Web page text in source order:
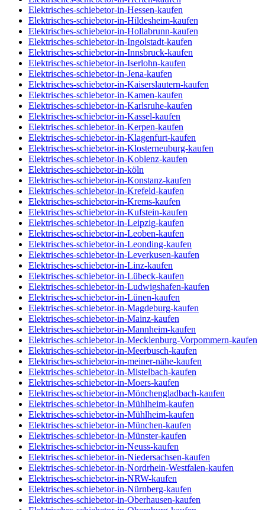
Elektrisches-schiebetor-in-Hessen-kaufen
Elektrisches-schiebetor-in-Hildesheim-kaufen
Elektrisches-schiebetor-in-Hollabrunn-kaufen
Elektrisches-schiebetor-in-Ingolstadt-kaufen
Elektrisches-schiebetor-in-Innsbruck-kaufen
Elektrisches-schiebetor-in-Iserlohn-kaufen
Elektrisches-schiebetor-in-Jena-kaufen
Elektrisches-schiebetor-in-Kaiserslautern-kaufen
Elektrisches-schiebetor-in-Kamen-kaufen
Elektrisches-schiebetor-in-Karlsruhe-kaufen
Elektrisches-schiebetor-in-Kassel-kaufen
Elektrisches-schiebetor-in-Kerpen-kaufen
Elektrisches-schiebetor-in-Klagenfurt-kaufen
Elektrisches-schiebetor-in-Klosterneuburg-kaufen
Elektrisches-schiebetor-in-Koblenz-kaufen
Elektrisches-schiebetor-in-köln
Elektrisches-schiebetor-in-Konstanz-kaufen
Elektrisches-schiebetor-in-Krefeld-kaufen
Elektrisches-schiebetor-in-Krems-kaufen
Elektrisches-schiebetor-in-Kufstein-kaufen
Elektrisches-schiebetor-in-Leipzig-kaufen
Elektrisches-schiebetor-in-Leoben-kaufen
Elektrisches-schiebetor-in-Leonding-kaufen
Elektrisches-schiebetor-in-Leverkusen-kaufen
Elektrisches-schiebetor-in-Linz-kaufen
Elektrisches-schiebetor-in-Lübeck-kaufen
Elektrisches-schiebetor-in-Ludwigshafen-kaufen
Elektrisches-schiebetor-in-Lünen-kaufen
Elektrisches-schiebetor-in-Magdeburg-kaufen
Elektrisches-schiebetor-in-Mainz-kaufen
Elektrisches-schiebetor-in-Mannheim-kaufen
Elektrisches-schiebetor-in-Mecklenburg-Vorpommern-kaufen
Elektrisches-schiebetor-in-Meerbusch-kaufen
Elektrisches-schiebetor-in-meiner-nähe-kaufen
Elektrisches-schiebetor-in-Mistelbach-kaufen
Elektrisches-schiebetor-in-Moers-kaufen
Elektrisches-schiebetor-in-Mönchengladbach-kaufen
Elektrisches-schiebetor-in-Mühlheim-kaufen
Elektrisches-schiebetor-in-Mühlheim-kaufen
Elektrisches-schiebetor-in-München-kaufen
Elektrisches-schiebetor-in-Münster-kaufen
Elektrisches-schiebetor-in-Neuss-kaufen
Elektrisches-schiebetor-in-Niedersachsen-kaufen
Elektrisches-schiebetor-in-Nordrhein-Westfalen-kaufen
Elektrisches-schiebetor-in-NRW-kaufen
Elektrisches-schiebetor-in-Nürnberg-kaufen
Elektrisches-schiebetor-in-Oberhausen-kaufen